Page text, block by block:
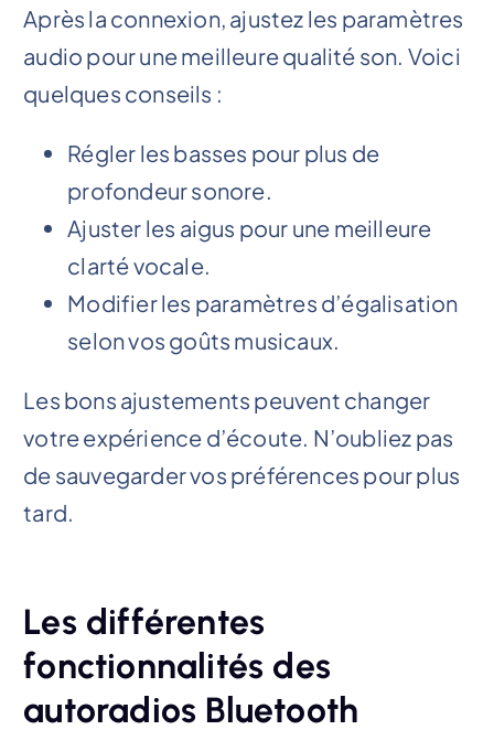
Après la connexion, ajustez les paramètres
audio pour une meilleure qualité son. Voici
quelques conseils :
Régler les basses pour plus de
profondeur sonore.
Ajuster les aigus pour une meilleure
clarté vocale.
Modifier les paramètres d’égalisation
selon vos goûts musicaux.
Les bons ajustements peuvent changer
votre expérience d’écoute. N’oubliez pas
de sauvegarder vos préférences pour plus
tard.
Les différentes
fonctionnalités des
autoradios Bluetooth